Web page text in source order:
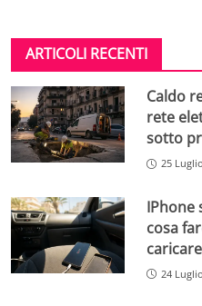
ARTICOLI RECENTI
Caldo
rete
sotto
25
IPhone
cosa
caricare
24